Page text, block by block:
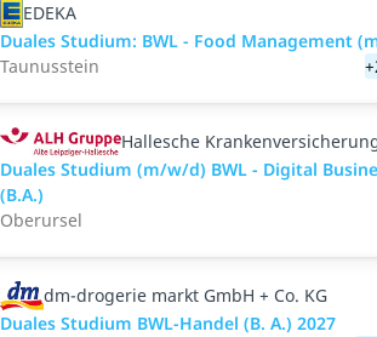
EDEKA
Duales Studium: BWL - Food Management
Taunusstein
Hallesche
Duales Studium (m/w/d) BWL - Digital
(B.A.)
Oberursel
dm-drogerie markt GmbH + Co. KG
Duales Studium BWL-Handel (B. A.) 2027